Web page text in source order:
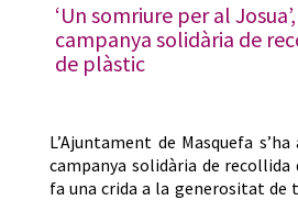
‘Un somriure per al
campanya solidària de
de plàstic
L’Ajuntament de Masquefa
campanya solidària de
fa una crida a la generositat de